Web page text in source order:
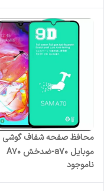
محافظ صفحه شفاف گوشی
موبایل a70-ضدخش A70
ناموجود